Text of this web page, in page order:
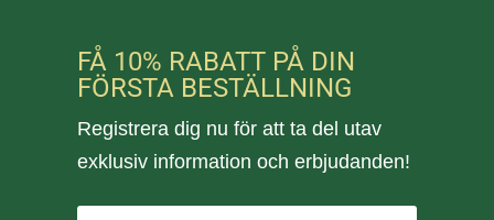
FÅ 10% RABATT PÅ DIN
FÖRSTA BESTÄLLNING
Registrera dig nu för att ta del utav
exklusiv information och erbjudanden!